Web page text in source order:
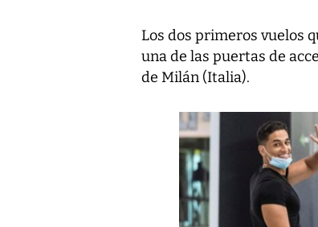
Los dos primeros vuelos
una de las puertas de
de Milán (Italia).